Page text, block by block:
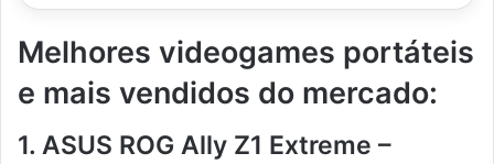
Melhores videogames portáteis
e mais vendidos do mercado:
1. ASUS ROG Ally Z1 Extreme –